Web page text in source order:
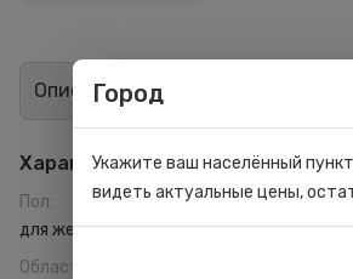
Описание Отзывы
Характеристики
Пол:
для женщин
Область применения
Город
Укажите ваш населённый
видеть актуальные цены,